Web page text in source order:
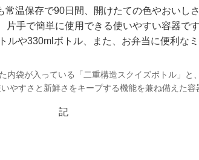
温保存で90日間、開けたての色やおいし
手で簡単に使用できる使いやすい容器で
や330mlボトル、また、お弁当に便利な
袋が入っている「二重構造スクイズボトル」
やすさと新鮮さをキープする機能を兼ね備えた容
記